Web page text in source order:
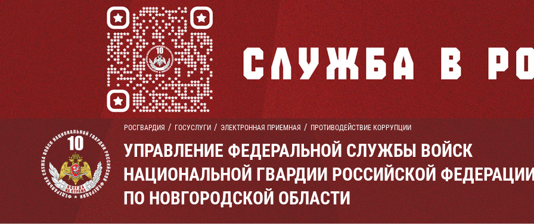
РОСГВАРДИЯ ГОСУСЛУГИ ЭЛЕКТРОННАЯ ПРИЕМНАЯ ПРОТИВОДЕЙСТВИЕ КОРРУПЦИИ
УПРАВЛЕНИЕ ФЕДЕРАЛЬНОЙ СЛУЖБЫ ВОЙСК
НАЦИОНАЛЬНОЙ ГВАРДИИ РОССИЙСКОЙ
ПО НОВГОРОДСКОЙ ОБЛАСТИ